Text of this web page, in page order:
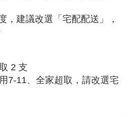
，建議改選「宅配配送」，
2 支
7-11、全家超取，請改選宅